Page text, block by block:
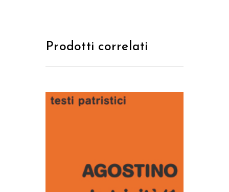
Prodotti correlati